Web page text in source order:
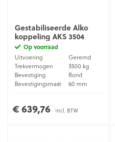
Gestabiliseerde Alko
koppeling AKS 3504
Op voorraad
Uitvoering
Geremd
Trekvermogen
3500 kg
Bevestiging
Rond
Bevestigingsmaat
60 mm
€ 639,76 incl. BTW